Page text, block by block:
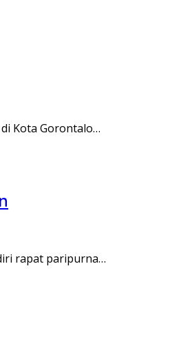
Kota Gorontalo…
rapat paripurna…